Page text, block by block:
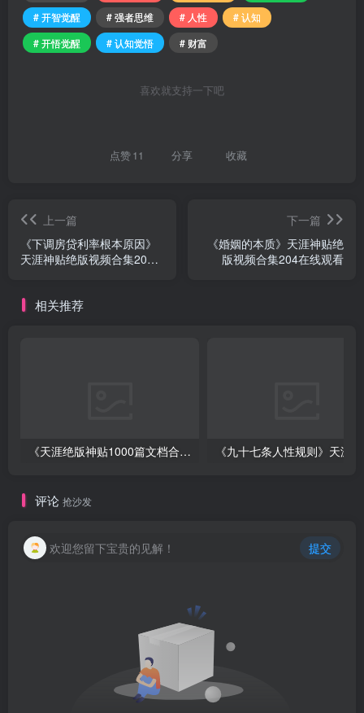
# 开智觉醒
# 强者思维 # 人性
# 认知
# 开悟觉醒
# 认知觉悟 # 财富
喜欢就支持一下吧
点赞11 分享 收藏
上一篇
《下调房贷利率根本原因》
天涯神贴绝版视频合集202
下一篇
《婚姻的本质》天涯神贴绝
版视频合集204在线观看
相关推荐
《天涯绝版神贴1000篇文档合集》深度挖掘神仙级资源下载
评论 抢沙发
欢迎您留下宝贵的见解！ 提交